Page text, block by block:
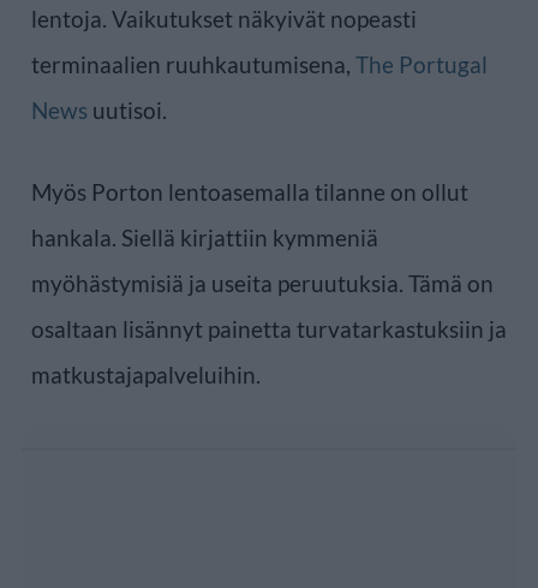
lentoja. Vaikutukset näkyivät nopeasti
terminaalien ruuhkautumisena, The Portugal
News uutisoi.
Myös Porton lentoasemalla tilanne on ollut
hankala. Siellä kirjattiin kymmeniä
myöhästymisiä ja useita peruutuksia. Tämä on
osaltaan lisännyt painetta turvatarkastuksiin ja
matkustajapalveluihin.